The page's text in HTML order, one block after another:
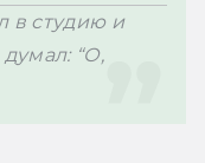
в студию и
“О,